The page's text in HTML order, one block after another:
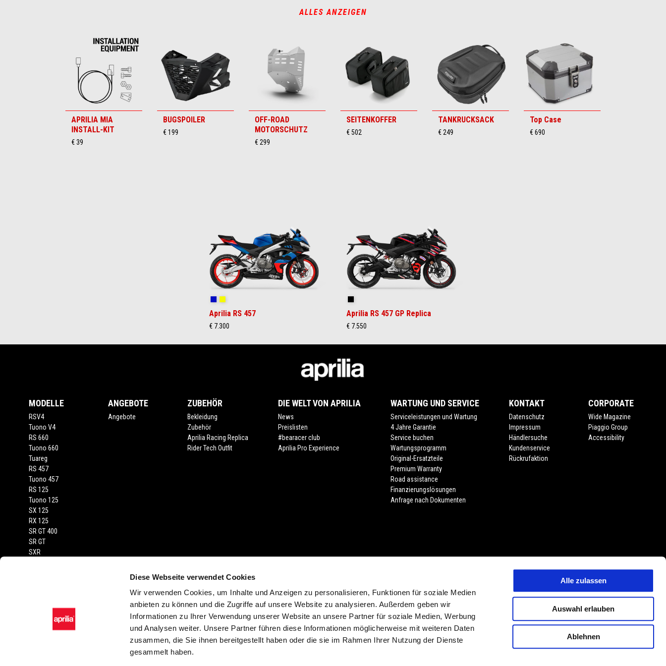
Diese Webseite verwendet Cookies
Wir verwenden Cookies, um Inhalte und Anzeigen zu personalisieren, Funktionen für soziale Medien
anbieten zu können und die Zugriffe auf unsere Website zu analysieren. Außerdem geben wir
Informationen zu Ihrer Verwendung unserer Website an unsere Partner für soziale Medien, Werbung
und Analysen weiter. Unsere Partner führen diese Informationen möglicherweise mit weiteren Daten
zusammen, die Sie ihnen bereitgestellt haben oder die sie im Rahmen Ihrer Nutzung der Dienste
gesammelt haben.
Alle zulassen
Auswahl erlauben
Ablehnen
ALLES ANZEIGEN
APRILIA MIA
INSTALL-KIT
€ 39
BUGSPOILER
€ 199
OFF-ROAD
MOTORSCHUTZ
€ 299
SEITENKOFFER
€ 502
TANKRUCKSACK
€ 249
Top Case
€ 690
Aprilia RS 457
€ 7.300
Aprilia RS 457 GP Replica
€ 7.550
MODELLE
RSV4
Tuono V4
RS 660
Tuono 660
Tuareg
RS 457
Tuono 457
RS 125
Tuono 125
SX 125
RX 125
SR GT 400
SR GT
SXR
ANGEBOTE
Angebote
ZUBEHÖR
Bekleidung
Zubehör
Aprilia Racing Replica
Rider Tech Outfit
DIE WELT VON APRILIA
News
Preislisten
#bearacer club
Aprilia Pro Experience
WARTUNG UND SERVICE
Serviceleistungen und Wartung
4 Jahre Garantie
Service buchen
Wartungsprogramm
Original-Ersatzteile
Premium Warranty
Road assistance
Finanzierungslösungen
Anfrage nach Dokumenten
KONTAKT
Datenschutz
Impressum
Händlersuche
Kundenservice
Rückrufaktion
CORPORATE
Wide Magazine
Piaggio Group
Accessibility
Die abgebildeten Fahrzeuge und Zubehörartikel dienen nur zur Darstellung der Farbe. Verfügbarkeiten, eventuelle Abweichungen von Ausstattung, Produktmerkmalen, Dekore oder Sitzbankfarben vorbehalten. Abweichungen
von Farbtönen in der Serienausstattung gegenüber der Wiedergabe in Bild sind möglich. Druckfehler, Farbfehler, Irrtümer, Änderungen und Auslaufartikel vorbehalten. PIAGGIO & C. S.p.A. behält sich jederzeit das Recht
technischer oder stilistischer Änderungen vor. Sämtliche Angaben sind unverbindlich. In verschiedenen Ländern sind aufgrund gesetzlicher Bestimmungen Abweichungen von den hier beschriebenen und abgebildeten
Modellvarianten, Zubehörartikel und Ausstattungen möglich.